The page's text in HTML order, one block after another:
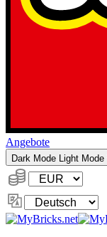
Angebote
Dark Mode Light Mode
Währung:
Sprache
ändern